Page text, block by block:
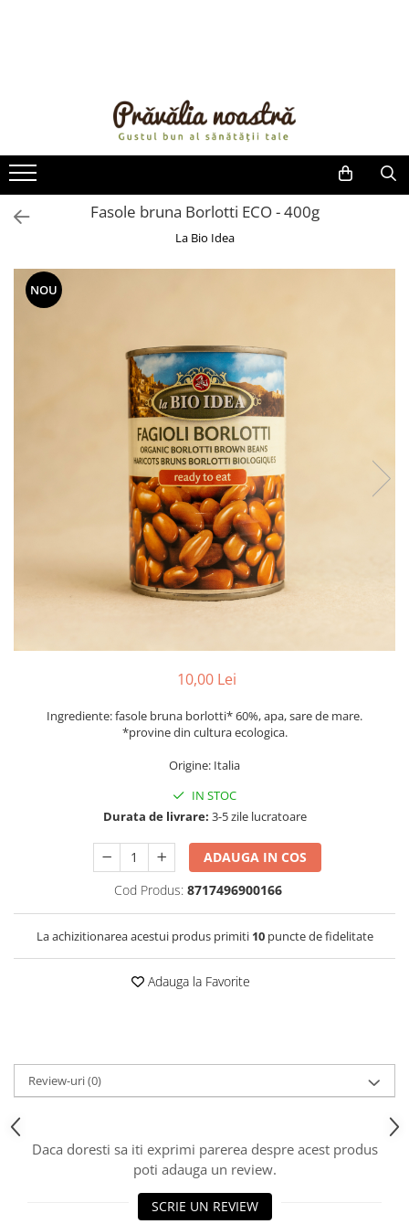
ULEIURI ȘI UNTURI
MĂSLINE
NUCI ȘI SEMINȚE
FRUCTE DESHIDRATATE
FRUCTE LA CONSERVĂ
OȚETURI ȘI SOSURI
FĂINĂ FĂRĂ GLUTEN
BĂUTURI / LAPTE VEGETAL
CREME ȘI PASTE TARTINABILE
CIOCOLATĂ ȘI CACAO
REMEDII NATURISTE
Fasole bruna Borlotti ECO - 400g
La Bio Idea
NOU
10,00 Lei
Ingrediente: fasole bruna borlotti* 60%, apa, sare de mare.
*provine din cultura ecologica.
Origine: Italia
IN STOC
Durata de livrare: 3-5 zile lucratoare
ADAUGA IN COS
Cod Produs: 8717496900166
La achizitionarea acestui produs primiti 10puncte de fidelitate
Adauga la Favorite
Review-uri(0)
Daca doresti sa iti exprimi parerea despre acest produs
poti adauga un review.
SCRIE UN REVIEW